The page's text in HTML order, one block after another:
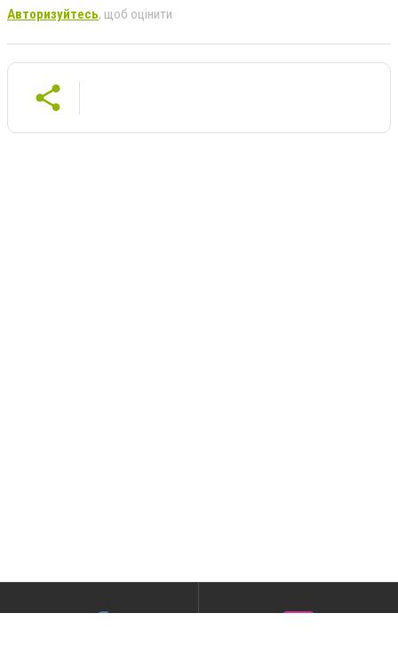
Авторизуйтесь, щоб оцінити